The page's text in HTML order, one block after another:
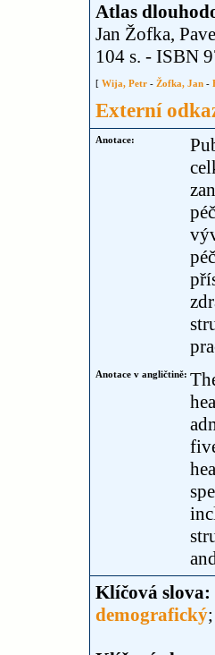
Atlas
Jan Žofka,
104 s. - ISBN
[ Wija, Petr - Žofka, Jan -
Externí
Anotace:
Anotace v angličtině:
Klíčová slova:
demografický;